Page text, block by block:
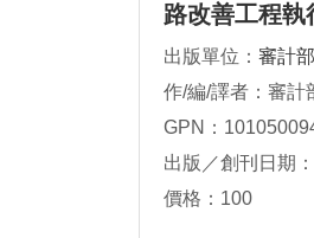
路改善工程執
出版單位： 審計部
作/編/譯者：審計
GPN：
出版／創刊日期
價格：100